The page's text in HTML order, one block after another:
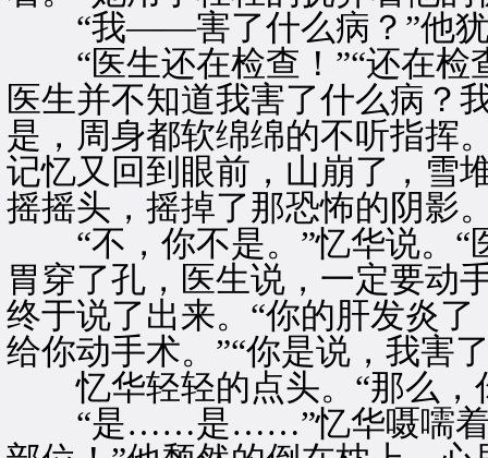
“我——害了什么病？”他犹
“医生还在检查！”“还在检
医生并不知道我害了什么病
是，周身都软绵绵的不听指挥
记忆又回到眼前，山崩了，
摇摇头，摇掉了那恐怖的阴影
“不，你不是。”忆华说。“
胃穿了孔，医生说，一定要
终于说了出来。“你的肝发炎
给你动手术。”“你是说，我害
忆华轻轻的点头。“那么，
“是……是……”忆华嗫嚅着：